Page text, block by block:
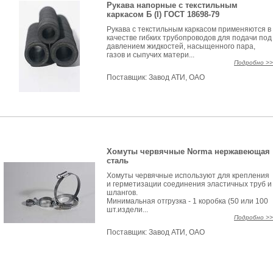
Рукава напорные с текстильным
каркасом Б (I) ГОСТ 18698-79
Рукава с текстильным каркасом применяются в
качестве гибких трубопроводов для подачи под
давлением жидкостей, насыщенного пара,
газов и сыпучих матери...
Подробно >>
Поставщик: Завод АТИ, ОАО
Хомуты червячные Norma нержавеющая
сталь
Хомуты червячные используют для крепления
и герметизации соединения эластичных труб и
шлангов.
Минимальная отгрузка - 1 коробка (50 или 100
шт.издели...
Подробно >>
Поставщик: Завод АТИ, ОАО